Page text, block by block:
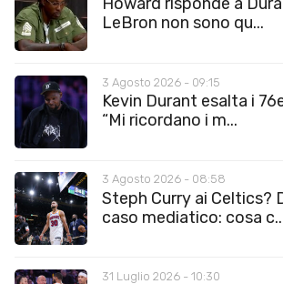
LeBron non sono qu...
3 Agosto 2026 - 09:15
Kevin Durant esalta i
“Mi ricordano i m...
3 Agosto 2026 - 08:58
Steph Curry ai Celtics?
caso mediatico: cosa
31 Luglio 2026 - 10:30